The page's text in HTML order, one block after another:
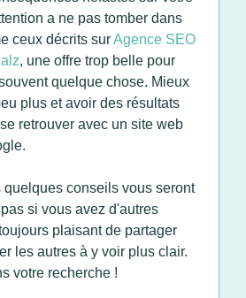
a ne pas tomber dans
ceux décrits surAgence SEO
, une offre trop belle pour
quelque chose. Mieux
plus et avoir des résultats
retrouver avec un site web
quelques conseils vous seront
si vous avez d'autres
plaisant de partager
les autres à y voir plus clair.
votre recherche !